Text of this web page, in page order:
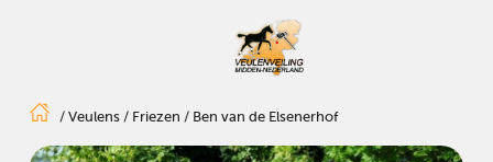
/ Veulens/ Friezen / Ben van de Elsenerhof